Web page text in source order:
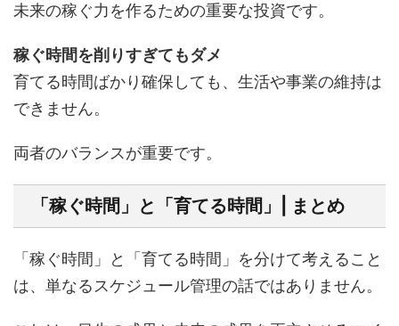
未来の稼ぐ力を作るための重要な投資です。
稼ぐ時間を削りすぎてもダメ
育てる時間ばかり確保しても、生活や事業の維持は
できません。
両者のバランスが重要です。
「稼ぐ時間」と「育てる時間」| まとめ
「稼ぐ時間」と「育てる時間」を分けて考えること
は、単なるスケジュール管理の話ではありません。